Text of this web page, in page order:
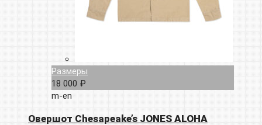
Размеры
18 000 ₽
m-en
Овершот Chesapeake’s JONES ALOHA